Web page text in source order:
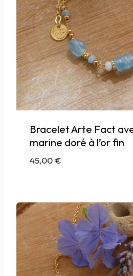
Bracelet Arte Fact
marine doré à l’or fin
45,00€